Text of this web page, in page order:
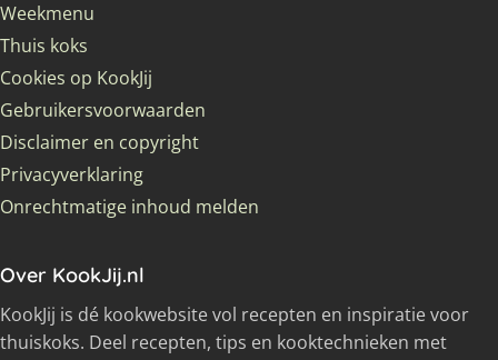
Weekmenu
Thuis koks
Cookies op KookJij
Gebruikersvoorwaarden
Disclaimer en copyright
Privacyverklaring
Onrechtmatige inhoud melden
Over KookJij.nl
KookJij is dé kookwebsite vol recepten en inspiratie voor
thuiskoks. Deel recepten, tips en kooktechnieken met